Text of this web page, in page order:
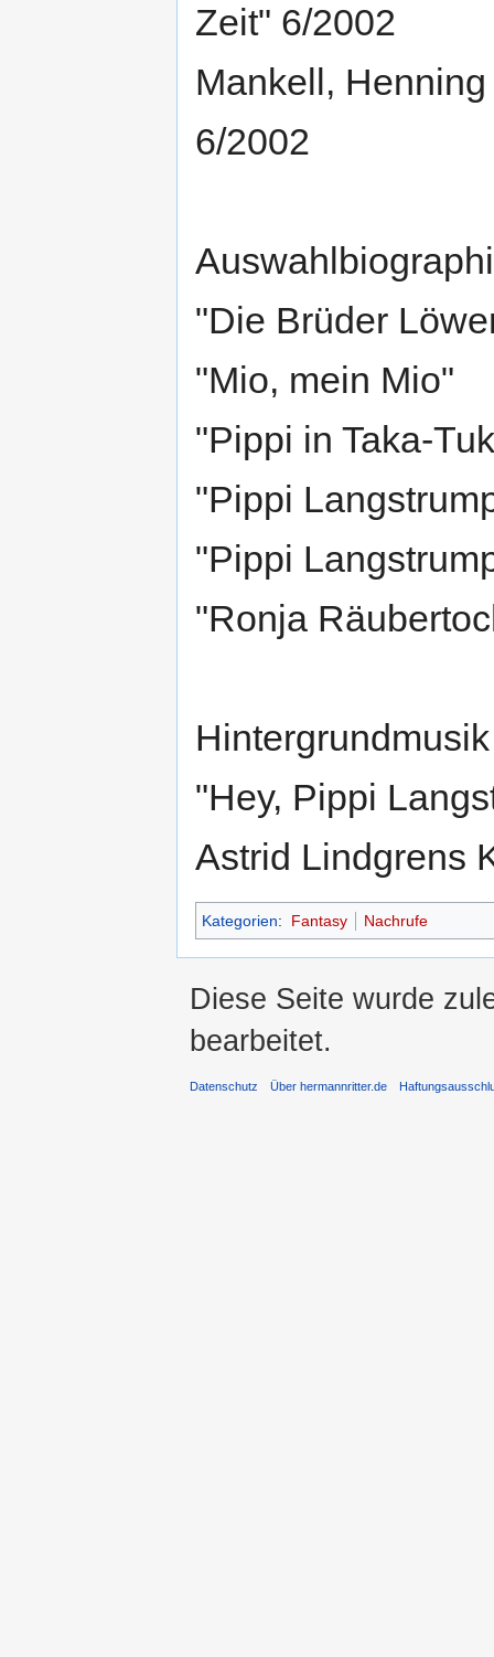
Zeit" 6/2002
Mankell,
6/2002
"Die Brüder
"Mio, mein Mio"
"Pippi in Taka-
"Pippi
"Pippi
"Ronja
"Hey, Pippi
Astrid Lindgrens
Kategorien: Fantasy Nachrufe
Diese Seite wurde
bearbeitet.
Datenschutz Über hermannritter.de